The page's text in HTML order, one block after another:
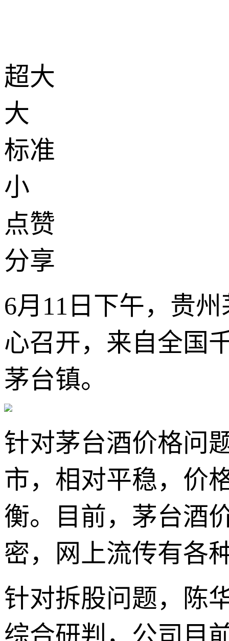
超大
大
标准
小
点赞
分享
6月11日下午，贵
心召开，来自全国
茅台镇。
针对茅台酒价格问
市，相对平稳，价
衡。目前，茅台酒
密，网上流传有各
针对拆股问题，陈